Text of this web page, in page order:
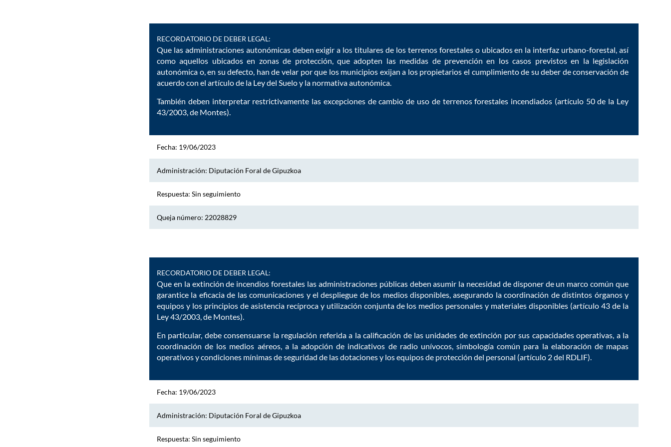
RECORDATORIO DE DEBER LEGAL:
Que las administraciones autonómicas deben exigir a los titulares de los terrenos forestales o ubicados en la interfaz urbano-forestal, así
como aquellos ubicados en zonas de protección, que adopten las medidas de prevención en los casos previstos en la legislación
autonómica o, en su defecto, han de velar por que los municipios exijan a los propietarios el cumplimiento de su deber de conservación de
acuerdo con el artículo de la Ley del Suelo y la normativa autonómica.
También deben interpretar restrictivamente las excepciones de cambio de uso de terrenos forestales incendiados (artículo 50 de la Ley
43/2003, de Montes).
Fecha: 19/06/2023
Administración: Diputación Foral de Gipuzkoa
Respuesta: Sin seguimiento
Queja número: 22028829
RECORDATORIO DE DEBER LEGAL:
Que en la extinción de incendios forestales las administraciones públicas deben asumir la necesidad de disponer de un marco común que
garantice la eficacia de las comunicaciones y el despliegue de los medios disponibles, asegurando la coordinación de distintos órganos y
equipos y los principios de asistencia recíproca y utilización conjunta de los medios personales y materiales disponibles (artículo 43 de la
Ley 43/2003, de Montes).
En particular, debe consensuarse la regulación referida a la calificación de las unidades de extinción por sus capacidades operativas, a la
coordinación de los medios aéreos, a la adopción de indicativos de radio unívocos, simbología común para la elaboración de mapas
operativos y condiciones mínimas de seguridad de las dotaciones y los equipos de protección del personal (artículo 2 del RDLIF).
Fecha: 19/06/2023
Administración: Diputación Foral de Gipuzkoa
Respuesta: Sin seguimiento